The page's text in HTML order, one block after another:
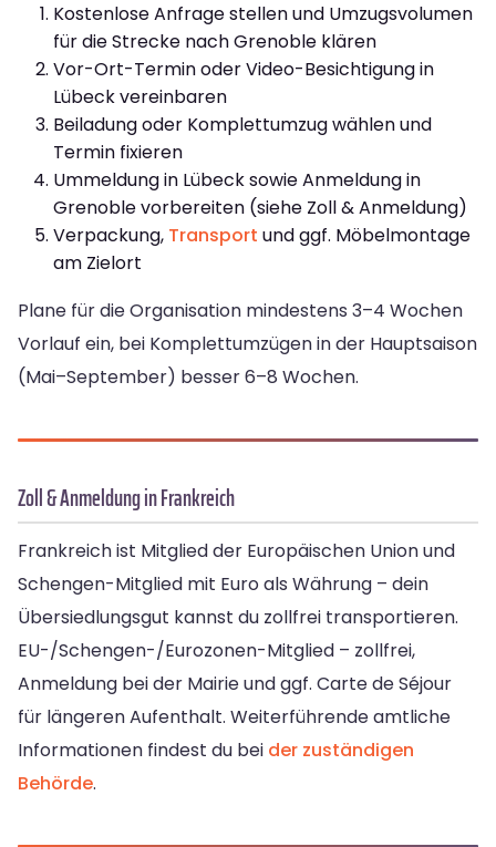
Kostenlose Anfrage stellen und Umzugsvolumen
für die Strecke nach Grenoble klären
Vor-Ort-Termin oder Video-Besichtigung in
Lübeck vereinbaren
Beiladung oder Komplettumzug wählen und
Termin fixieren
Ummeldung in Lübeck sowie Anmeldung in
Grenoble vorbereiten (siehe Zoll & Anmeldung)
Verpackung, Transport und ggf. Möbelmontage
am Zielort
Plane für die Organisation mindestens 3–4 Wochen
Vorlauf ein, bei Komplettumzügen in der Hauptsaison
(Mai–September) besser 6–8 Wochen.
Zoll & Anmeldung in Frankreich
Frankreich ist Mitglied der Europäischen Union und
Schengen-Mitglied mit Euro als Währung – dein
Übersiedlungsgut kannst du zollfrei transportieren.
EU-/Schengen-/Eurozonen-Mitglied – zollfrei,
Anmeldung bei der Mairie und ggf. Carte de Séjour
für längeren Aufenthalt. Weiterführende amtliche
Informationen findest du bei der zuständigen
Behörde.